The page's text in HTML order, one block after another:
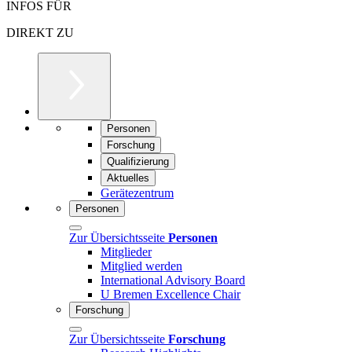
INFOS FÜR
DIREKT ZU
Personen
Forschung
Qualifizierung
Aktuelles
Gerätezentrum
Personen
Zur Übersichtsseite Personen
Mitglieder
Mitglied werden
International Advisory Board
U Bremen Excellence Chair
Forschung
Zur Übersichtsseite Forschung